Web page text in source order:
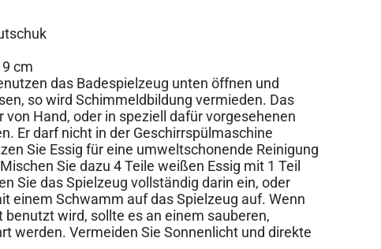
cm
das Badespielzeug unten öffnen und
so wird Schimmeldbildung vermieden. Das
von Hand, oder in speziell dafür vorgesehenen
Er darf nicht in der Geschirrspülmaschine
Sie Essig für eine umweltschonende Reinigung
Sie dazu 4 Teile weißen Essig mit 1 Teil
Sie das Spielzeug vollständig darin ein, oder
einem Schwamm auf das Spielzeug auf. Wenn
benutzt wird, sollte es an einem sauberen,
werden. Vermeiden Sie Sonnenlicht und direkte